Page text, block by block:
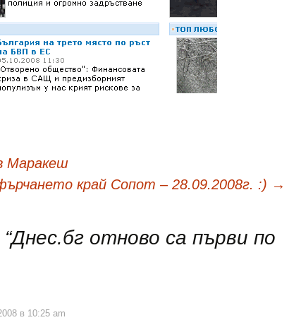
Маракеш
край Сопот – 28.09.2008г. :) →
Днес.бг отново са първи по
в 10:25 am